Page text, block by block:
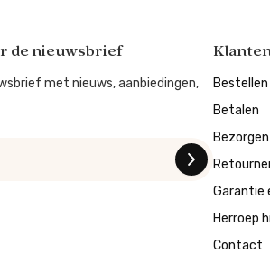
de nieuwsbrief
met nieuws, aanbiedingen,
Bestellen
Betalen
Bezorgen
Garantie
Herroep
Contact